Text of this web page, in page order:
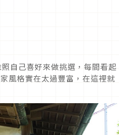
自己喜好來做挑選，每間看起
風格實在太過豐富，在這裡就